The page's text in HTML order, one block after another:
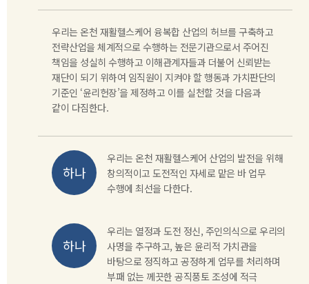
우리는 온천 재활헬스케어 융복합 산업의 허브를 구축하고
전략산업을 체계적으로 수행하는 전문기관으로서 주어진
책임을 성실히 수행하고 이해관계자들과 더불어 신뢰받는
재단이 되기 위하여 임직원이 지켜야 할 행동과 가치판단의
기준인 ‘윤리헌장’을 제정하고 이를 실천할 것을 다음과
같이 다짐한다.
우리는 온천 재활헬스케어 산업의 발전을 위해
창의적이고 도전적인 자세로 맡은 바 업무
수행에 최선을 다한다.
우리는 열정과 도전 정신, 주인의식으로 우리의
사명을 추구하고, 높은 윤리적 가치관을
바탕으로 정직하고 공정하게 업무를 처리하며
부패 없는 께끗한 공직풍토 조성에 적극